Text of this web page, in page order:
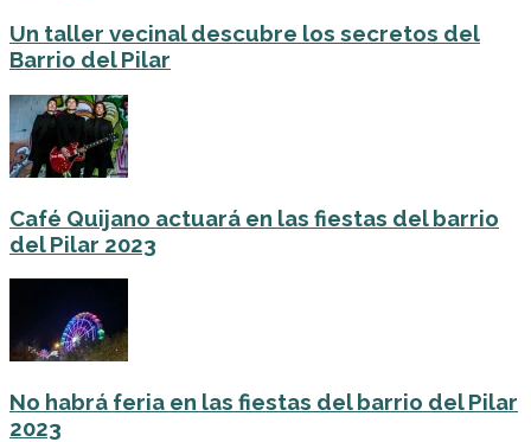
Un taller vecinal descubre los secretos del
Barrio del Pilar
Café Quijano actuará en las fiestas del barrio
del Pilar 2023
No habrá feria en las fiestas del barrio del Pilar
2023